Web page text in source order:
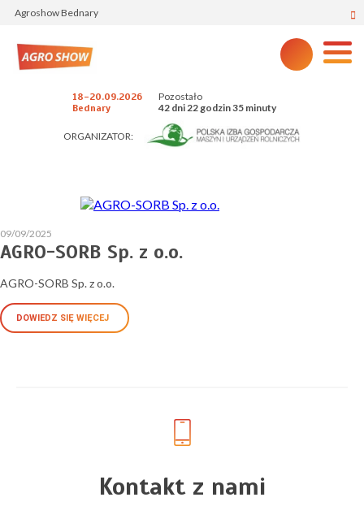
Agroshow Bednary
18-20.09.2026
Bednary
Pozostało
42 dni 22 godzin 35 minuty
ORGANIZATOR:
09/09/2025
AGRO-SORB Sp. z o.o.
AGRO-SORB Sp. z o.o.
DOWIEDZ SIĘ WIĘCEJ
Kontakt z nami